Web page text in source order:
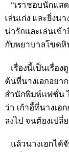
"เราชอบนักแสด
เล่นเก่ง และยิ่งน
น่ารักและเล่นเข้
กับพยาบาลโขดหิ
เรื่องนี้เป็นเรื่อง
ต้นที่นางเอกอยา
สำนักพิมพ์แฟชั่น ไ
ว่า เก้าอี้ที่นางเอ
ลงไป จนต้องเปลี่
แล้วนางเอกได้